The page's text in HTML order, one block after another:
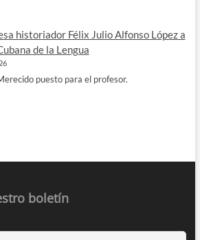
historiador Félix Julio Alfonso López a
de la Lengua
puesto para el profesor.
boletín